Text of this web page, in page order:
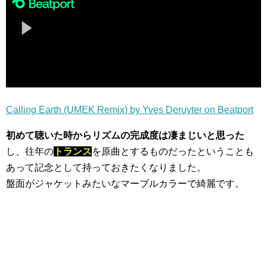
Calling Earth (UMEK Remix) by Yves Deruyter on Beatport
初めて聴いた時からリズムの完成度は凄まじいと思った
し、往年の トランスを原曲とするものだったということも
あって記念として持っておきたくなりました。
盤面がジャケットみたいなマーブルカラーで綺麗です。